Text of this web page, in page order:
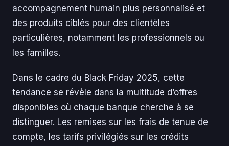
accompagnement humain plus personnalisé et
des produits ciblés pour des clientèles
particulières, notamment les professionnels ou
les familles.
Dans le cadre du Black Friday 2025, cette
tendance se révèle dans la multitude d’offres
disponibles où chaque banque cherche à se
distinguer. Les remises sur les frais de tenue de
compte, les tarifs privilégiés sur les crédits